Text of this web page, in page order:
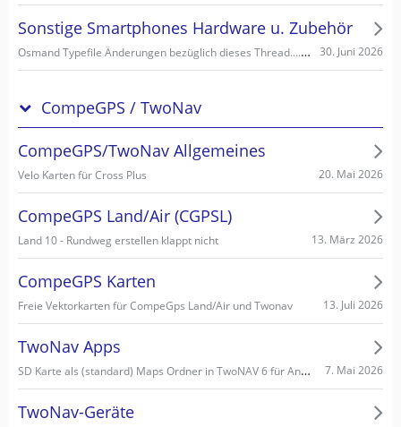
Sonstige Smartphones Hardware u. Zubehör
Osmand Typefile Änderungen bezüglich dieses Thread....., mögliche Fehlerquelle warum es nicht gehen kann... 30. Juni 2026
CompeGPS / TwoNav
CompeGPS/TwoNav Allgemeines
Velo Karten für Cross Plus 20. Mai 2026
CompeGPS Land/Air (CGPSL)
Land 10 - Rundweg erstellen klappt nicht 13. März 2026
CompeGPS Karten
Freie Vektorkarten für CompeGps Land/Air und Twonav 13. Juli 2026
TwoNav Apps
SD Karte als (standard) Maps Ordner in TwoNAV 6 für Android einstellen/wählen 7. Mai 2026
TwoNav-Geräte